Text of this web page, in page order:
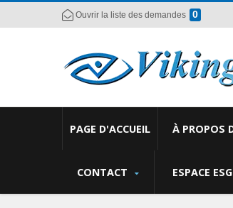
Ouvrir la liste des demandes 0
PAGE D'ACCUEIL À PROPOS
CONTACT ESPACE ESG